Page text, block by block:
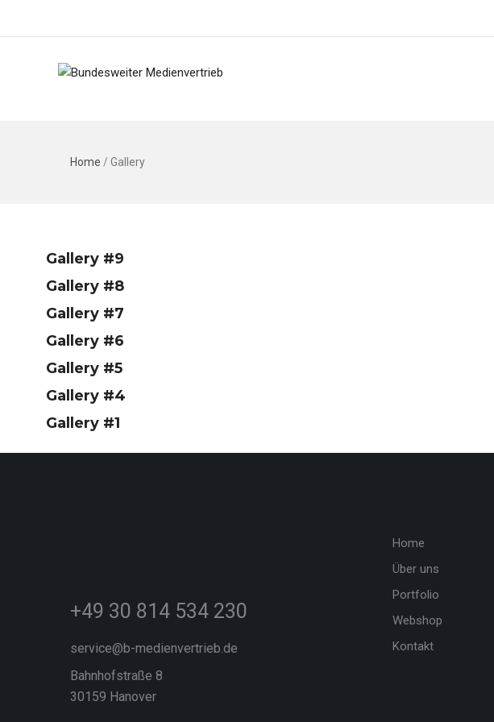
Home / Gallery
Gallery #9
Gallery #8
Gallery #7
Gallery #6
Gallery #5
Gallery #4
Gallery #1
+49 30 814 534 230
service@b-medienvertrieb.de
Bahnhofstraße 8
30159 Hanover
Home
Über uns
Portfolio
Webshop
Kontakt